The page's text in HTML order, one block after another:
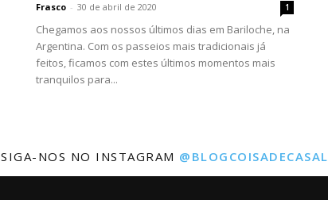
Frasco - 30 de abril de 2020 1
Chegamos aos nossos últimos dias em Bariloche, na
Argentina. Com os passeios mais tradicionais já
feitos, ficamos com estes últimos momentos mais
tranquilos para...
SIGA-NOS NO INSTAGRAM @BLOGCOISADECASAL